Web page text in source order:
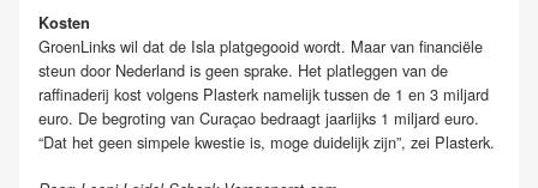
Kosten
GroenLinks wil dat de Isla platgegooid wordt. Maar van financiële
steun door Nederland is geen sprake. Het platleggen van de
raffinaderij kost volgens Plasterk namelijk tussen de 1 en 3 miljard
euro. De begroting van Curaçao bedraagt jaarlijks 1 miljard euro.
“Dat het geen simpele kwestie is, moge duidelijk zijn”, zei Plasterk.